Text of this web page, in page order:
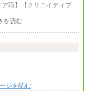
ア職】【クリエイティブ
ございません 。
円
円
読む
ジを読む